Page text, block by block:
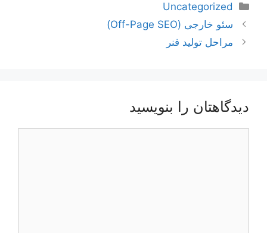
دسته‌ها
Uncategorized
ناوبری
نوشته‌ها
سئو خارجی (Off-Page SEO)
مراحل تولید فنر
دیدگاهتان را بنویسید